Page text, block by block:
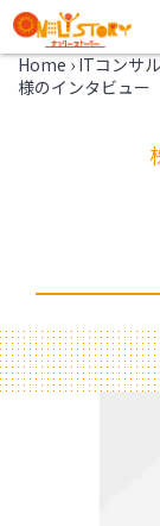
Home › ITコンサ
様のインタビュー